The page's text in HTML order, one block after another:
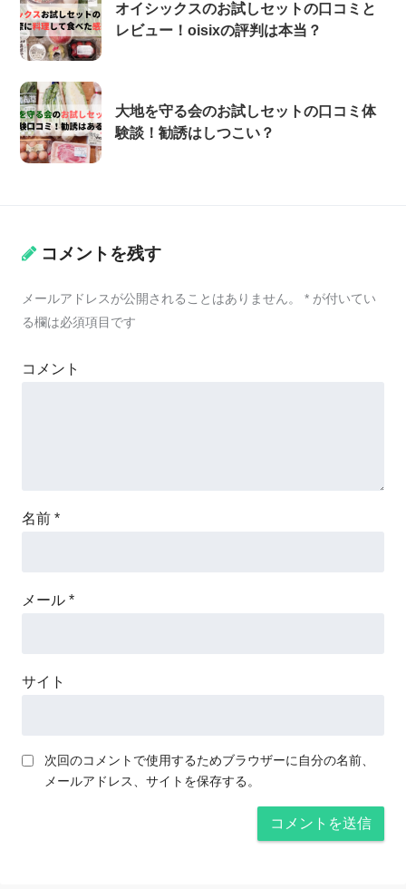
オイシックスのお試しセットの口コミと
レビュー！oisixの評判は本当？
大地を守る会のお試しセットの口コミ体
験談！勧誘はしつこい？
コメントを残す
メールアドレスが公開されることはありません。 * が付いてい
る欄は必須項目です
コメント
名前 *
メール *
サイト
次回のコメントで使用するためブラウザーに自分の名前、
メールアドレス、サイトを保存する。